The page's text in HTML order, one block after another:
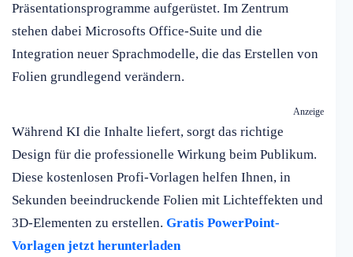
Präsentationsprogramme aufgerüstet. Im Zentrum
stehen dabei Microsofts Office-Suite und die
Integration neuer Sprachmodelle, die das Erstellen von
Folien grundlegend verändern.
Anzeige
Während KI die Inhalte liefert, sorgt das richtige
Design für die professionelle Wirkung beim Publikum.
Diese kostenlosen Profi-Vorlagen helfen Ihnen, in
Sekunden beeindruckende Folien mit Lichteffekten und
3D-Elementen zu erstellen. Gratis PowerPoint-
Vorlagen jetzt herunterladen